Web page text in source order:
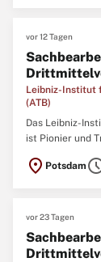
vor 12 Tagen
Leibniz-Institut
(ATB)
Das Leibniz-
ist Pionier und
Lebensmittel-,
location_on Potsdam
vor 23 Tagen